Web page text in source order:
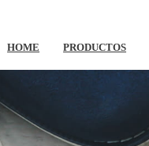
HOME PRODUCTOS